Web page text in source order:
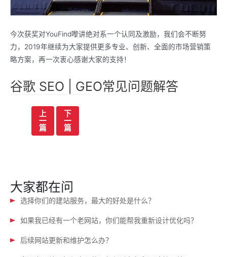
今次获奖对YouFind嚟讲绝对系一个认同及激励，我们会不断努
力，2019年继续为大家提供更多专业、创新、全面的市场营销策
略方案，再一次衷心感谢大家的支持！
谷歌 SEO | GEO常见问题解答
上
一
篇
下
一
篇
大家都在问
选择你们的建站服务，最大的好处是什么？
如果我已经有一个老网站，你们能帮我重新设计优化吗？
后续网站更新和维护怎么办？